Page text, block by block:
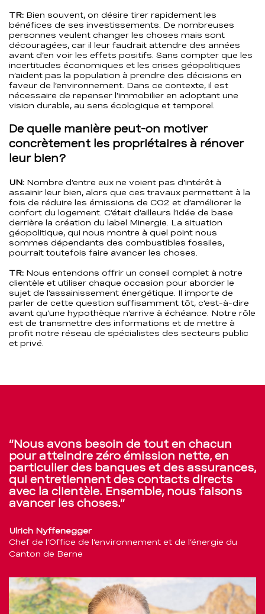
TR: Bien souvent, on désire tirer rapidement les
bénéfices de ses investissements. De nombreuses
personnes veulent changer les choses mais sont
découragées, car il leur faudrait attendre des années
avant d’en voir les effets positifs. Sans compter que les
incertitudes économiques et les crises géopolitiques
n’aident pas la population à prendre des décisions en
faveur de l’environnement. Dans ce contexte, il est
nécessaire de repenser l’immobilier en adoptant une
vision durable, au sens écologique et temporel.
De quelle manière peut-on motiver
concrètement les propriétaires à rénover
leur bien?
UN: Nombre d’entre eux ne voient pas d’intérêt à
assainir leur bien, alors que ces travaux permettent à la
fois de réduire les émissions de CO2 et d’améliorer le
confort du logement. C’était d’ailleurs l’idée de base
derrière la création du label Minergie. La situation
géopolitique, qui nous montre à quel point nous
sommes dépendants des combustibles fossiles,
pourrait toutefois faire avancer les choses.
TR: Nous entendons offrir un conseil complet à notre
clientèle et utiliser chaque occasion pour aborder le
sujet de l’assainissement énergétique. Il importe de
parler de cette question suffisamment tôt, c’est-à-dire
avant qu’une hypothèque n’arrive à échéance. Notre rôle
est de transmettre des informations et de mettre à
profit notre réseau de spécialistes des secteurs public
et privé.
Nous avons besoin de tout en chacun
pour atteindre zéro émission nette, en
particulier des banques et des assurances,
qui entretiennent des contacts directs
avec la clientèle. Ensemble, nous faisons
avancer les choses.
Ulrich Nyffenegger
Chef de l’Office de l’environnement et de l’énergie du
Canton de Berne